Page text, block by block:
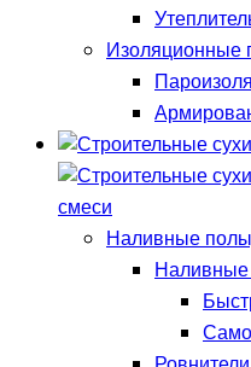
Изоляционные
смеси
Наливные